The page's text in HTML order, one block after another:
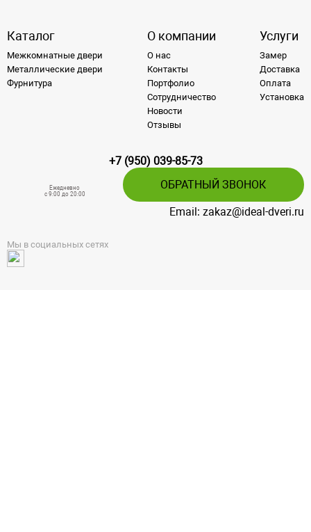
Каталог
Межкомнатные двери
Металлические двери
Фурнитура
О компании
О нас
Контакты
Портфолио
Сотрудничество
Новости
Отзывы
Услуги
Замер
Доставка
Оплата
Установка
+7 (950) 039-85-73
Ежедневно
c 9:00 до 20:00
ОБРАТНЫЙ ЗВОНОК
Email: zakaz@ideal-dveri.ru
Мы в социальных сетях